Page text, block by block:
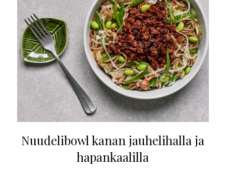
Nuudelibowl kanan jauhelihalla ja
hapankaalilla